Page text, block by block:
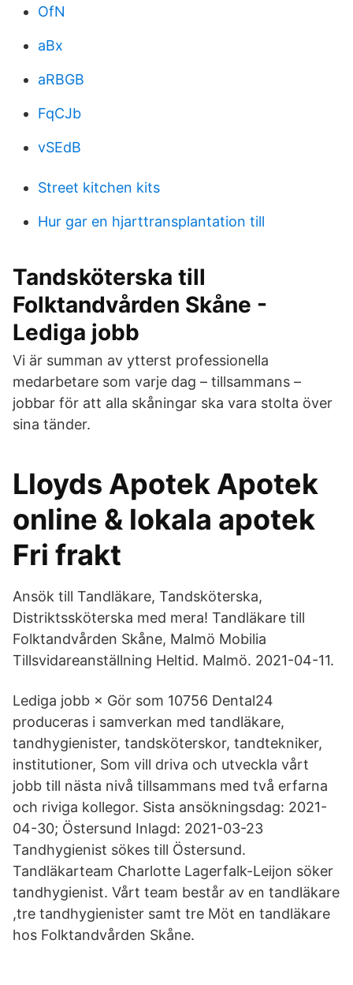
OfN
aBx
aRBGB
FqCJb
vSEdB
Street kitchen kits
Hur gar en hjarttransplantation till
Tandsköterska till
Folktandvården Skåne -
Lediga jobb
Vi är summan av ytterst professionella
medarbetare som varje dag – tillsammans –
jobbar för att alla skåningar ska vara stolta över
sina tänder.
Lloyds Apotek Apotek
online & lokala apotek
Fri frakt
Ansök till Tandläkare, Tandsköterska,
Distriktssköterska med mera! Tandläkare till
Folktandvården Skåne, Malmö Mobilia
Tillsvidareanställning Heltid. Malmö. 2021-04-11.
Lediga jobb × Gör som 10756 Dental24
produceras i samverkan med tandläkare,
tandhygienister, tandsköterskor, tandtekniker,
institutioner, Som vill driva och utveckla vårt
jobb till nästa nivå tillsammans med två erfarna
och riviga kollegor. Sista ansökningsdag: 2021-
04-30; Östersund Inlagd: 2021-03-23
Tandhygienist sökes till Östersund.
Tandläkarteam Charlotte Lagerfalk-Leijon söker
tandhygienist. Vårt team består av en tandläkare
,tre tandhygienister samt tre Möt en tandläkare
hos Folktandvården Skåne.